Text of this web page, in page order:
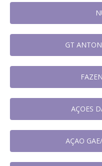
GT
AÇOES
AÇAO